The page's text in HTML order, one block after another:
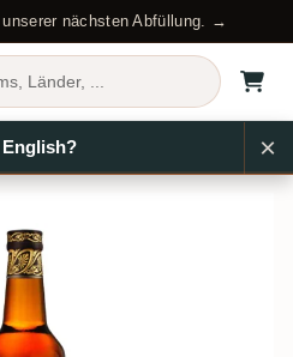
unserer nächsten Abfüllung. →
Länder, ...
& Worthy Park & Foursquare
×